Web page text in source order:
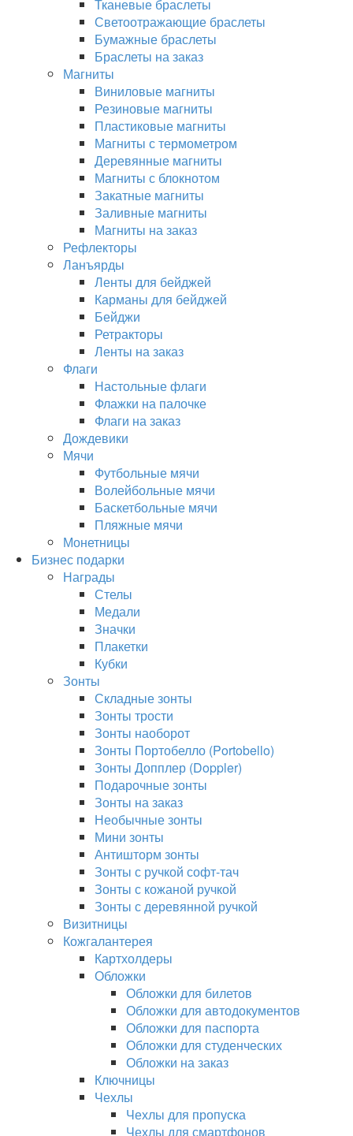
Тканевые браслеты
Светоотражающие браслеты
Бумажные браслеты
Браслеты на заказ
Магниты
Виниловые магниты
Резиновые магниты
Пластиковые магниты
Магниты с термометром
Деревянные магниты
Магниты с блокнотом
Закатные магниты
Заливные магниты
Магниты на заказ
Рефлекторы
Ланъярды
Ленты для бейджей
Карманы для бейджей
Бейджи
Ретракторы
Ленты на заказ
Флаги
Настольные флаги
Флажки на палочке
Флаги на заказ
Дождевики
Мячи
Футбольные мячи
Волейбольные мячи
Баскетбольные мячи
Пляжные мячи
Монетницы
Бизнес подарки
Награды
Стелы
Медали
Значки
Плакетки
Кубки
Зонты
Складные зонты
Зонты трости
Зонты наоборот
Зонты Портобелло (Portobello)
Зонты Допплер (Doppler)
Подарочные зонты
Зонты на заказ
Необычные зонты
Мини зонты
Антишторм зонты
Зонты с ручкой софт-тач
Зонты с кожаной ручкой
Зонты с деревянной ручкой
Визитницы
Кожгалантерея
Картхолдеры
Обложки
Обложки для билетов
Обложки для автодокументов
Обложки для паспорта
Обложки для студенческих
Обложки на заказ
Ключницы
Чехлы
Чехлы для пропуска
Чехлы для смартфонов